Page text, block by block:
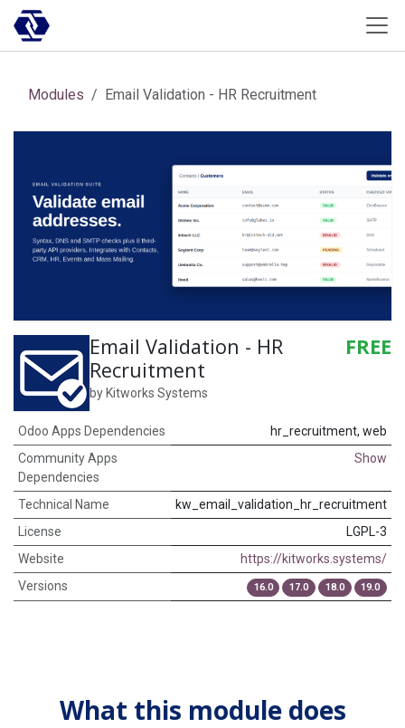
Skip to Content
Modules Email Validation - HR Recruitment
Email Validation - HR
Recruitment
by Kitworks Systems
FREE
Odoo Apps Dependencies
hr_recruitment, web
Community Apps
Dependencies
Show
Technical Name
kw_email_validation_hr_recruitment
License
LGPL-3
Website
https://kitworks.systems/
Versions
16.0 17.0 18.0 19.0
What this module does